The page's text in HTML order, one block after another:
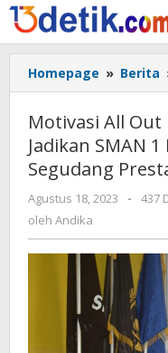
Lewati
ke
konten
Homepage » Berita
Motivasi All Out
Jadikan SMAN
Segudang
Agustus 18, 2023
oleh
-
437
oleh Andika